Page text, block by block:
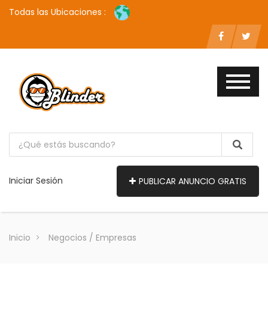
Todas las Ubicaciones :
Iniciar Sesión PUBLICAR ANUNCIO GRATIS
Inicio Negocios / Empresas